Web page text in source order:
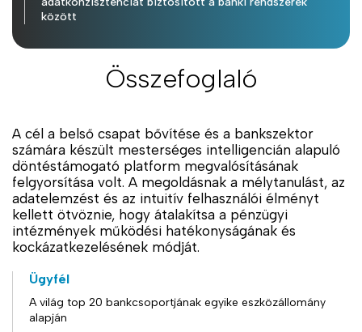
között
Összefoglaló
A cél a belső csapat bővítése és a bankszektor
számára készült mesterséges intelligencián alapuló
döntéstámogató platform megvalósításának
felgyorsítása volt. A megoldásnak a mélytanulást, az
adatelemzést és az intuitív felhasználói élményt
kellett ötvöznie, hogy átalakítsa a pénzügyi
intézmények működési hatékonyságának és
kockázatkezelésének módját.
Ügyfél
A világ top 20 bankcsoportjának egyike eszközállomány
alapján